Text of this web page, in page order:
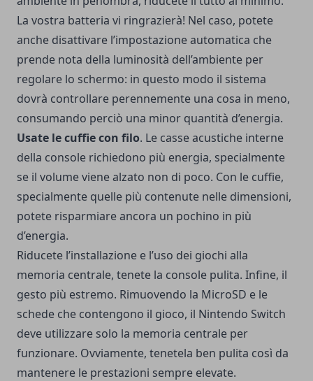
La vostra batteria vi ringrazierà! Nel caso, potete
anche disattivare l’impostazione automatica che
prende nota della luminosità dell’ambiente per
regolare lo schermo: in questo modo il sistema
dovrà controllare perennemente una cosa in meno,
consumando perciò una minor quantità d’energia.
Usate le cuffie con filo. Le casse acustiche interne
della console richiedono più energia, specialmente
se il volume viene alzato non di poco. Con le cuffie,
specialmente quelle più contenute nelle dimensioni,
potete risparmiare ancora un pochino in più
d’energia.
Riducete l’installazione e l’uso dei giochi alla
memoria centrale, tenete la console pulita. Infine, il
gesto più estremo. Rimuovendo la MicroSD e le
schede che contengono il gioco, il Nintendo Switch
deve utilizzare solo la memoria centrale per
funzionare. Ovviamente, tenetela ben pulita così da
mantenere le prestazioni sempre elevate.